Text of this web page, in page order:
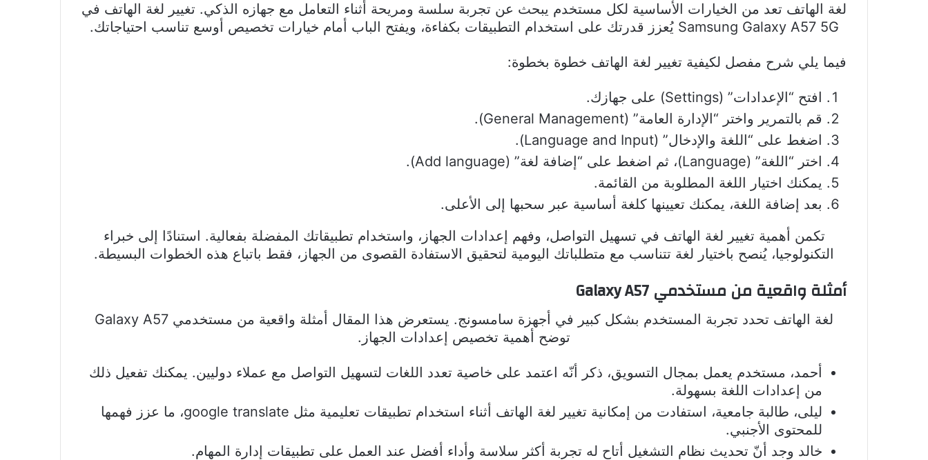
لغة الهاتف تعد من الخيارات الأساسية لكل مستخدم يبحث عن تجربة سلسة ومريحة أثناء التعامل مع جهازه الذكي. تغيير لغة الهاتف في
Samsung Galaxy A57 5G يُعزز قدرتك على استخدام التطبيقات بكفاءة، ويفتح الباب أمام خيارات تخصيص أوسع تناسب احتياجاتك.
فيما يلي شرح مفصل لكيفية تغيير لغة الهاتف خطوة بخطوة:
افتح “الإعدادات” (Settings) على جهازك.
قم بالتمرير واختر “الإدارة العامة” (General Management).
اضغط على “اللغة والإدخال” (Language and Input).
اختر “اللغة” (Language)، ثم اضغط على “إضافة لغة” (Add language).
يمكنك اختيار اللغة المطلوبة من القائمة.
بعد إضافة اللغة، يمكنك تعيينها كلغة أساسية عبر سحبها إلى الأعلى.
تكمن أهمية تغيير لغة الهاتف في تسهيل التواصل، وفهم إعدادات الجهاز، واستخدام تطبيقاتك المفضلة بفعالية. استنادًا إلى خبراء
التكنولوجيا، يُنصح باختيار لغة تتناسب مع متطلباتك اليومية لتحقيق الاستفادة القصوى من الجهاز، فقط باتباع هذه الخطوات البسيطة.
أمثلة واقعية من مستخدمي Galaxy A57
لغة الهاتف تحدد تجربة المستخدم بشكل كبير في أجهزة سامسونج. يستعرض هذا المقال أمثلة واقعية من مستخدمي Galaxy A57
توضح أهمية تخصيص إعدادات الجهاز.
أحمد، مستخدم يعمل بمجال التسويق، ذكر أنّه اعتمد على خاصية تعدد اللغات لتسهيل التواصل مع عملاء دوليين. يمكنك تفعيل ذلك
من إعدادات اللغة بسهولة.
ليلى، طالبة جامعية، استفادت من إمكانية تغيير لغة الهاتف أثناء استخدام تطبيقات تعليمية مثل google translate، ما عزز فهمها
للمحتوى الأجنبي.
خالد وجد أنّ تحديث نظام التشغيل أتاح له تجربة أكثر سلاسة وأداء أفضل عند العمل على تطبيقات إدارة المهام.